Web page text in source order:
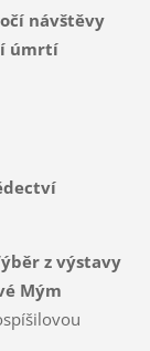
návštěvy
úmrtí
z výstavy
Mým